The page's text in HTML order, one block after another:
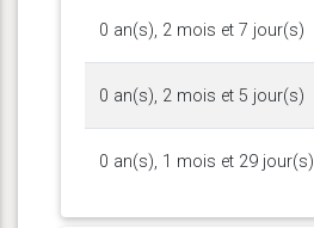
0 an(s), 2 mois et 7 jour(s)
0 an(s), 2 mois et 5 jour(s)
0 an(s), 1 mois et 29 jour(s)